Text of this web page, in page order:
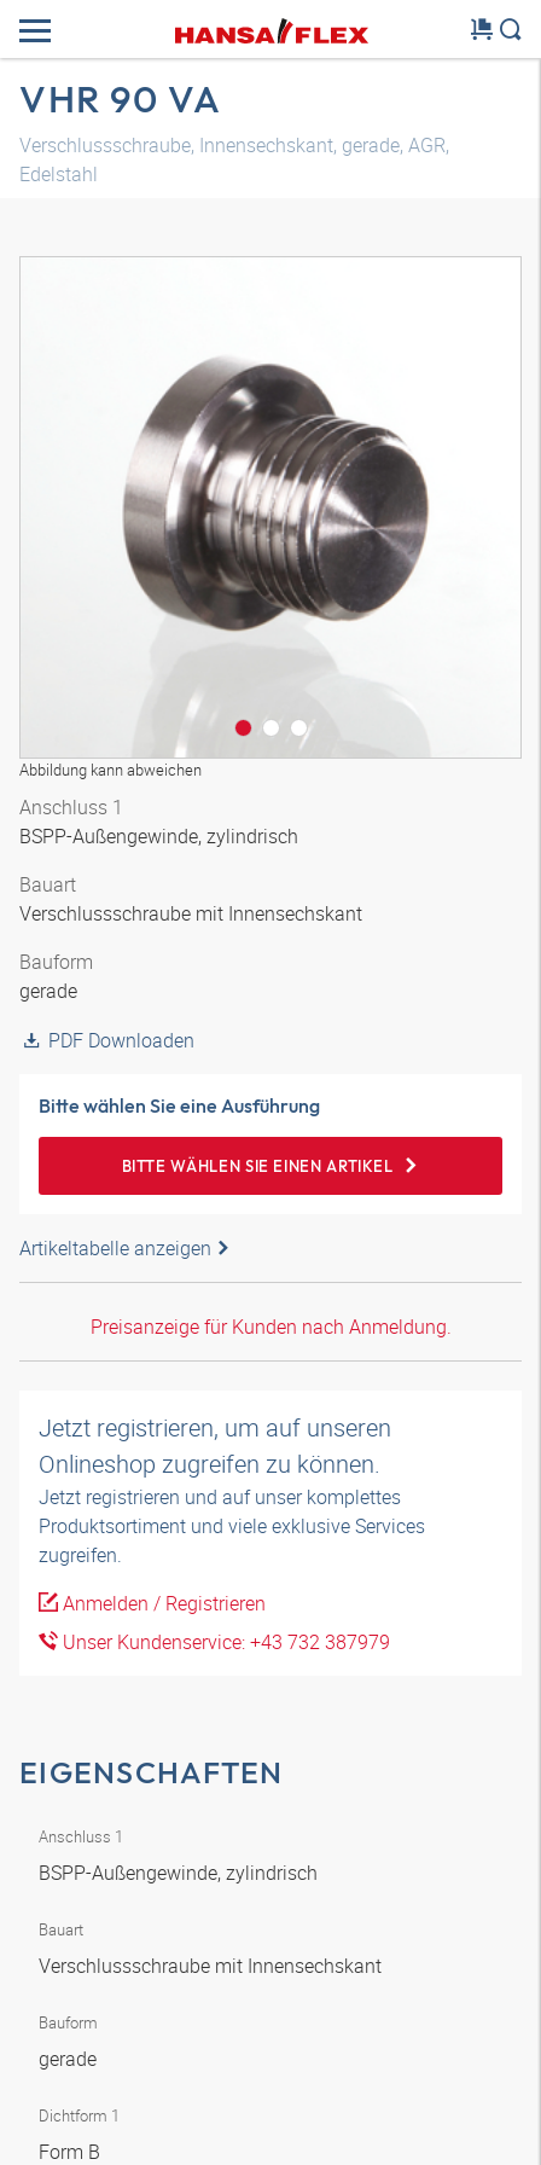
VHR 90 VA
Verschlussschraube, Innensechskant, gerade, AGR,
Edelstahl
Abbildung kann abweichen
3D Modell
Anschluss 1
BSPP-Außengewinde, zylindrisch
Bauart
Verschlussschraube mit Innensechskant
Bauform
gerade
PDF Downloaden
Bitte wählen Sie eine Ausführung
BITTE WÄHLEN SIE EINEN ARTIKEL
Artikeltabelle anzeigen
Preisanzeige für Kunden nach Anmeldung.
Jetzt registrieren, um auf unseren
Onlineshop zugreifen zu können.
Jetzt registrieren und auf unser komplettes
Produktsortiment und viele exklusive Services
zugreifen.
Anmelden / Registrieren
Unser Kundenservice: +43 732 387979
EIGENSCHAFTEN
Anschluss 1
BSPP-Außengewinde, zylindrisch
Bauart
Verschlussschraube mit Innensechskant
Bauform
gerade
Dichtform 1
Form B